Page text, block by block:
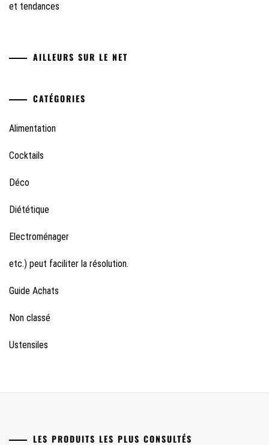
et tendances
AILLEURS SUR LE NET
CATÉGORIES
Alimentation
Cocktails
Déco
Diététique
Electroménager
etc.) peut faciliter la résolution.
Guide Achats
Non classé
Ustensiles
LES PRODUITS LES PLUS CONSULTÉS